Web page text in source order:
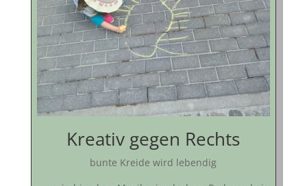
Kreativ gegen Rechts
bunte Kreide wird lebendig